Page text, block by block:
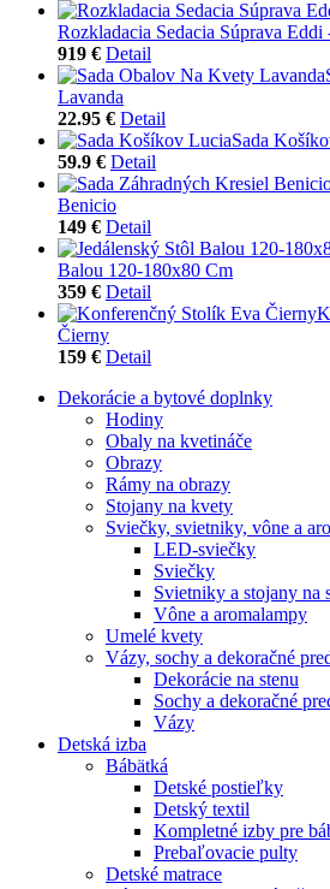
Rozkladacia Sedacia Súprava
919 € Detail
Lavanda
22.95 € Detail
Sada
59.9 € Detail
Benicio
149 € Detail
Balou 120-180x80 Cm
359 € Detail
Čierny
159 € Detail
Dekorácie a bytové doplnky
Hodiny
Obaly na kvetináče
Obrazy
Rámy na obrazy
Stojany na kvety
Sviečky, svietniky, vône a
LED-sviečky
Sviečky
Svietniky a stojany na
Vône a aromalampy
Umelé kvety
Vázy, sochy a dekoračné
Dekorácie na stenu
Sochy a dekoračné
Vázy
Detská izba
Bábätká
Detské postieľky
Detský textil
Kompletné izby pre
Prebaľovacie pulty
Detské matrace